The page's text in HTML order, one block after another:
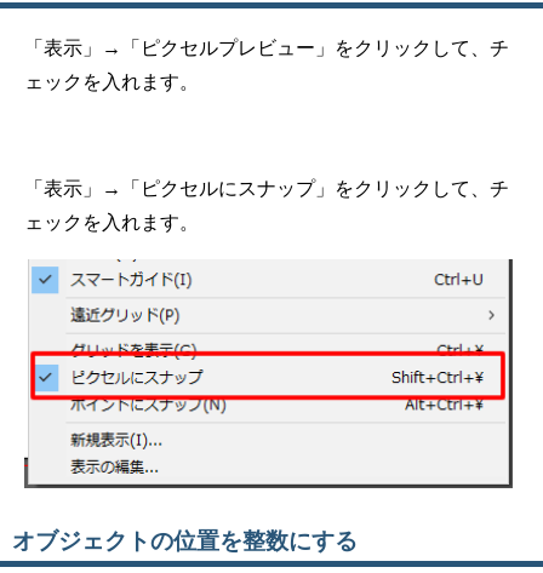
「表示」→「ピクセルプレビュー」をクリックして、チ
ェックを入れます。
「表示」→「ピクセルにスナップ」をクリックして、チ
ェックを入れます。
オブジェクトの位置を整数にする